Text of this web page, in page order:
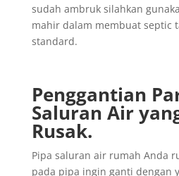
sudah ambruk silahkan
mahir dalam membuat septic
standard.
Penggantian
Saluran Air
Rusak.
Pipa saluran air rumah Anda
pada pipa ingin ganti dengan